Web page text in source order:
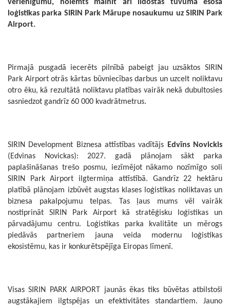
vērienīgumu, nolemts mainīt arī lidostas tuvumā esošā
loģistikas parka SIRIN Park Mārupe nosaukumu uz SIRIN Park
Airport.
Pirmajā pusgadā iecerēts pilnībā pabeigt jau uzsāktos SIRIN
Park Airport otrās kārtas būvniecības darbus un uzcelt noliktavu
otro ēku, kā rezultātā noliktavu platības vairāk nekā dubultosies
sasniedzot gandrīz 60 000 kvadrātmetrus.
SIRIN Development Biznesa attīstības vadītājs
Edvīns Novickis
(Edvinas Novickas): 2027. gadā plānojam sākt parka
paplašināšanas trešo posmu, iezīmējot nākamo nozīmīgo soli
SIRIN Park Airport ilgtermiņa attīstībā. Gandrīz 22 hektāru
platībā plānojam izbūvēt augstas klases loģistikas noliktavas un
biznesa pakalpojumu telpas. Tas ļaus mums vēl vairāk
nostiprināt SIRIN Park Airport kā stratēģisku loģistikas un
pārvadājumu centru. Loģistikas parka kvalitāte un mērogs
piedāvās partneriem jauna veida modernu loģistikas
ekosistēmu, kas ir konkurētspējīga Eiropas līmenī.
Visas SIRIN PARK AIRPORT jaunās ēkas tiks būvētas atbilstoši
augstākajiem ilgtspējas un efektivitātes standartiem. Jauno